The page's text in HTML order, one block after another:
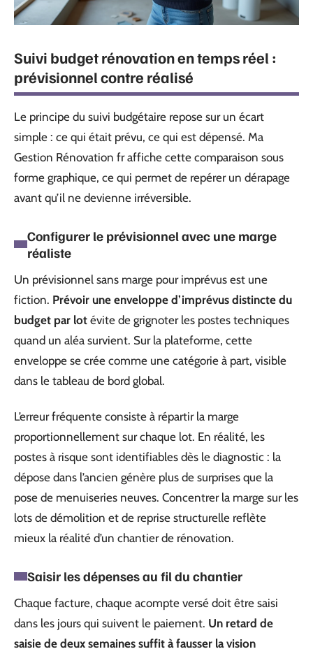
Suivi budget rénovation en temps réel :
prévisionnel contre réalisé
Le principe du suivi budgétaire repose sur un écart
simple : ce qui était prévu, ce qui est dépensé. Ma
Gestion Rénovation fr affiche cette comparaison sous
forme graphique, ce qui permet de repérer un dérapage
avant qu’il ne devienne irréversible.
Configurer le prévisionnel avec une marge
réaliste
Un prévisionnel sans marge pour imprévus est une
fiction. Prévoir une enveloppe d’imprévus distincte du
budget par lot évite de grignoter les postes techniques
quand un aléa survient. Sur la plateforme, cette
enveloppe se crée comme une catégorie à part, visible
dans le tableau de bord global.
L’erreur fréquente consiste à répartir la marge
proportionnellement sur chaque lot. En réalité, les
postes à risque sont identifiables dès le diagnostic : la
dépose dans l’ancien génère plus de surprises que la
pose de menuiseries neuves. Concentrer la marge sur les
lots de démolition et de reprise structurelle reflète
mieux la réalité d’un chantier de rénovation.
Saisir les dépenses au fil du chantier
Chaque facture, chaque acompte versé doit être saisi
dans les jours qui suivent le paiement. Un retard de
saisie de deux semaines suffit à fausser la vision